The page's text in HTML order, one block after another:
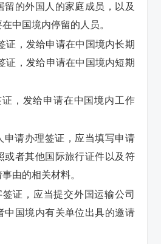
留的外国人的家庭成员，以及
中国境内停留的人员。
证，发给申请在中国境内长期
证，发给申请在中国境内短期
证，发给申请在中国境内工作
请办理签证，应当填写申请
或者其他国际旅行证件以及符
由的相关材料。
签证，应当提交外国运输公司
中国境内有关单位出具的邀请